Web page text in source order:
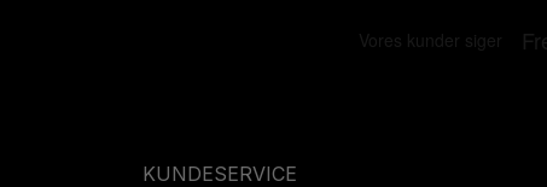
KUNDESERVICE